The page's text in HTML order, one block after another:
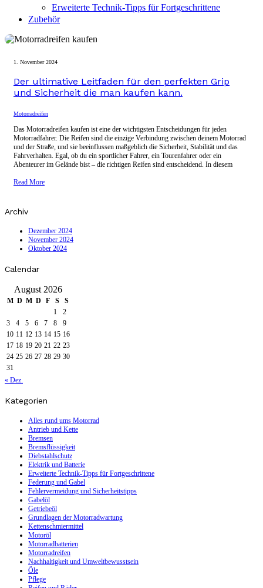
Erweiterte Technik-Tipps für Fortgeschrittene
Zubehör
1. November 2024
Der ultimative Leitfaden für den perfekten Grip
und Sicherheit die man kaufen kann.
Motorradreifen
Das Motorradreifen kaufen ist eine der wichtigsten Entscheidungen für jeden
Motorradfahrer. Die Reifen sind die einzige Verbindung zwischen deinem Motorrad
und der Straße, und sie beeinflussen maßgeblich die Sicherheit, Stabilität und das
Fahrverhalten. Egal, ob du ein sportlicher Fahrer, ein Tourenfahrer oder ein
Abenteurer im Gelände bist – die richtigen Reifen sind entscheidend. In diesem
Read More
Archiv
Dezember 2024
November 2024
Oktober 2024
Calendar
August 2026
M D M D F S
S
1
2
3
4 5 6 7 8
9
10 11 12 13 14 15 16
17 18 19 20 21 22 23
24 25 26 27 28 29 30
31
« Dez.
Kategorien
Alles rund ums Motorrad
Antrieb und Kette
Bremsen
Bremsflüssigkeit
Diebstahlschutz
Elektrik und Batterie
Erweiterte Technik-Tipps für Fortgeschrittene
Federung und Gabel
Fehlervermeidung und Sicherheitstipps
Gabelöl
Getriebeöl
Grundlagen der Motorradwartung
Kettenschmiermittel
Motoröl
Motorradbatterien
Motorradreifen
Nachhaltigkeit und Umweltbewusstsein
Öle
Pflege